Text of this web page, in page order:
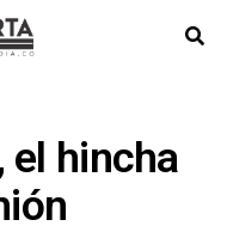
el hincha